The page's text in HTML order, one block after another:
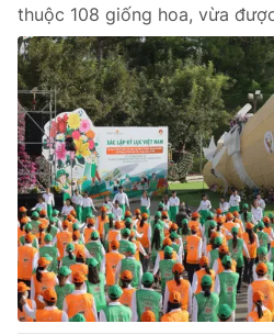
Pháp luật
Y tế
Thế giới
Tin tức
Thế giới đó đây
Câu chuyện quốc tế
Kinh tế
Tài chính
Thị trường
Dữ liệu và đời sống
thuộc 108 giống hoa, vừa